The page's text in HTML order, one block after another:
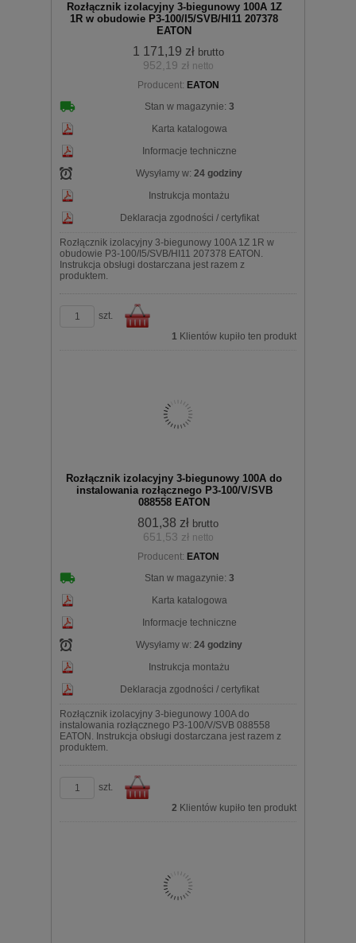
koszyka
Rozłącznik izolacyjny 3-biegunowy 100A 1Z
1R w obudowie P3-100/I5/SVB/HI11 207378
EATON
1 171,19 zł brutto
952,19 zł netto
Producent: EATON
Stan w magazynie: 3
Karta katalogowa
Informacje techniczne
Wysyłamy w: 24 godziny
Instrukcja montażu
Deklaracja zgodności / certyfikat
Rozłącznik izolacyjny 3-biegunowy 100A 1Z 1R w
obudowie P3-100/I5/SVB/HI11 207378 EATON.
Instrukcja obsługi dostarczana jest razem z
produktem.
szt.
koszyka
1 Klientów kupiło ten produkt
Rozłącznik izolacyjny 3-biegunowy 100A do
instalowania rozłącznego P3-100/V/SVB
088558 EATON
801,38 zł brutto
651,53 zł netto
Producent: EATON
Stan w magazynie: 3
Karta katalogowa
Informacje techniczne
Wysyłamy w: 24 godziny
Instrukcja montażu
Deklaracja zgodności / certyfikat
Rozłącznik izolacyjny 3-biegunowy 100A do
instalowania rozłącznego P3-100/V/SVB 088558
EATON. Instrukcja obsługi dostarczana jest razem z
produktem.
szt.
2 Klientów kupiło ten produkt